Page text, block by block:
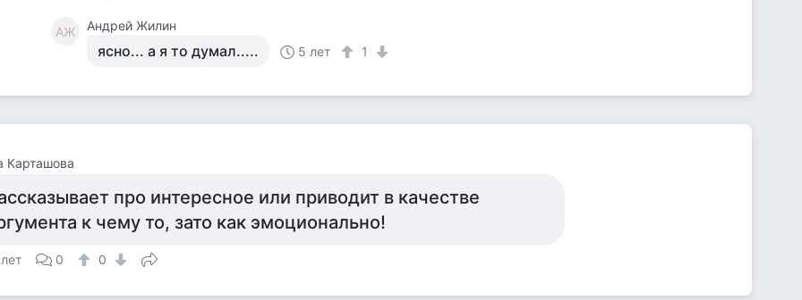
АЖ Андрей Жилин
ясно... а я то думал..... 5 лет 1
Карташова
про интересное или приводит в качестве
к чему то, зато как эмоционально!
0 0